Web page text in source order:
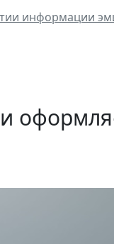
информации